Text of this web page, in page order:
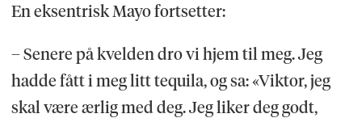
En eksentrisk Mayo fortsetter:
– Senere på kvelden dro vi hjem til meg. Jeg
hadde fått i meg litt tequila, og sa: «Viktor, jeg
skal være ærlig med deg. Jeg liker deg godt,